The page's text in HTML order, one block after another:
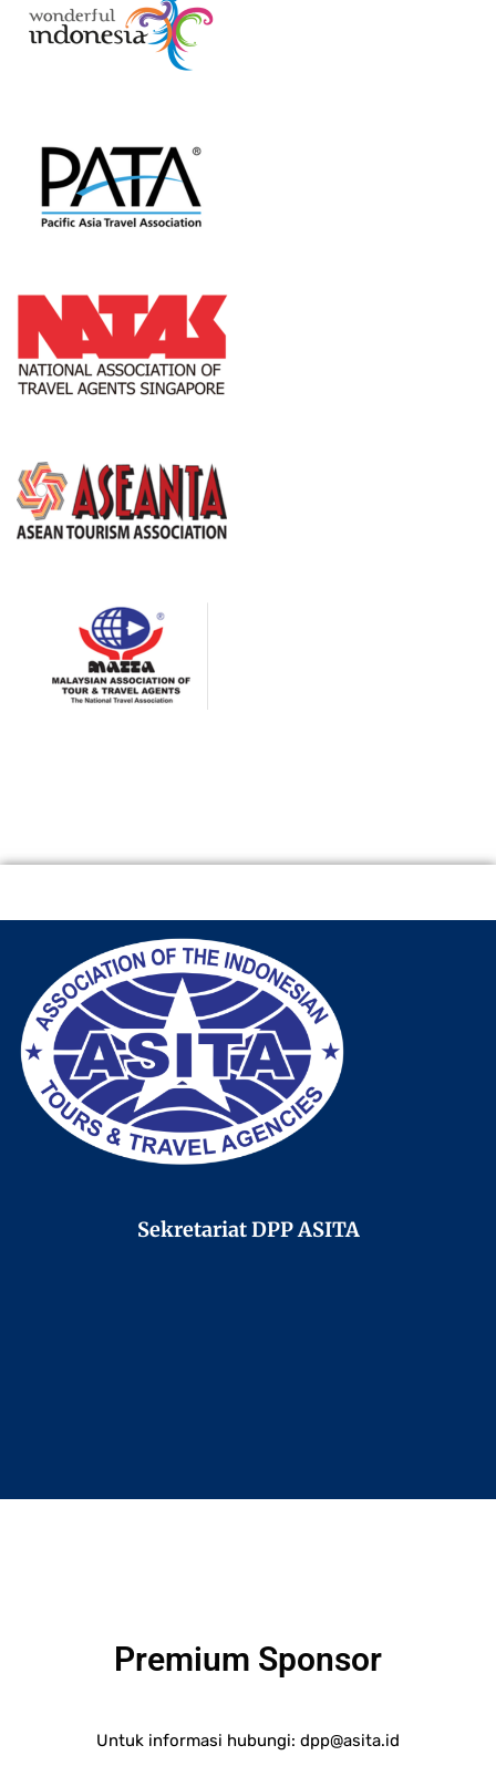
Sekretariat DPP ASITA
Premium Sponsor
Untuk informasi hubungi: dpp@asita.id